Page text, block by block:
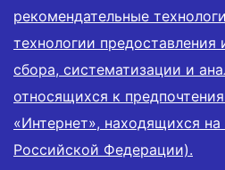
рекомендательные
технологии
сбора, систематизации и
относящихся к
«Интернет», находящихся
Российской Федерации).